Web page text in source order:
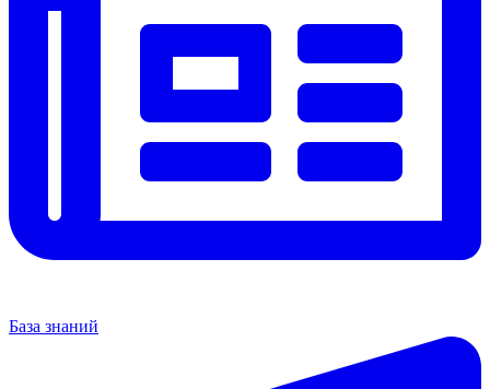
База знаний